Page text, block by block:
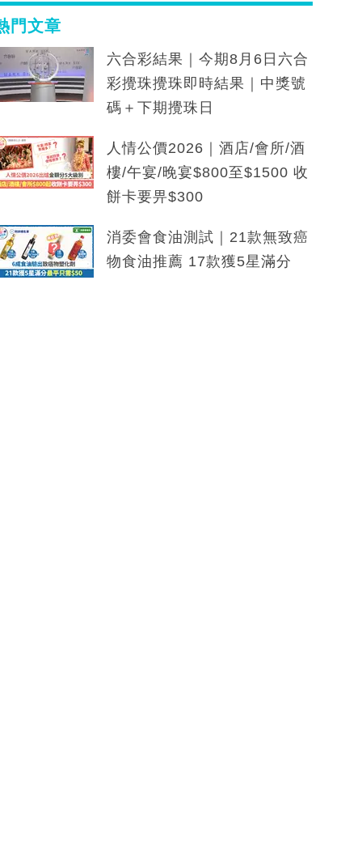
門文章
六合彩結果｜今期8月6日六合
彩攪珠攪珠即時結果｜中獎號
碼＋下期攪珠日
人情公價2026｜酒店/會所/酒
樓/午宴/晚宴$800至$1500 收
餅卡要畀$300
消委會食油測試｜21款無致癌
物食油推薦 17款獲5星滿分